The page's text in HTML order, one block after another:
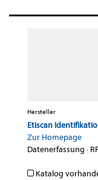
Hersteller
Etiscan
Zur Homepage
Datenerfassung ·
Katalog